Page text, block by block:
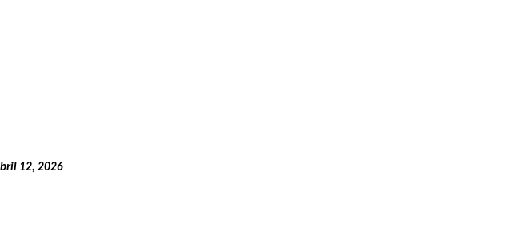
12, 2026